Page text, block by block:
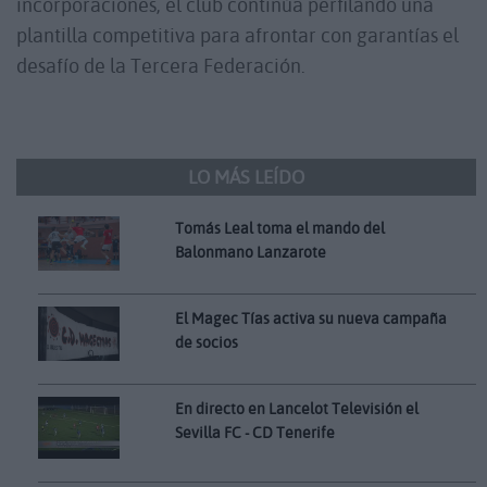
incorporaciones, el club continúa perfilando una
plantilla competitiva para afrontar con garantías el
desafío de la Tercera Federación.
LO MÁS LEÍDO
Tomás Leal toma el mando del
Balonmano Lanzarote
El Magec Tías activa su nueva campaña
de socios
En directo en Lancelot Televisión el
Sevilla FC - CD Tenerife